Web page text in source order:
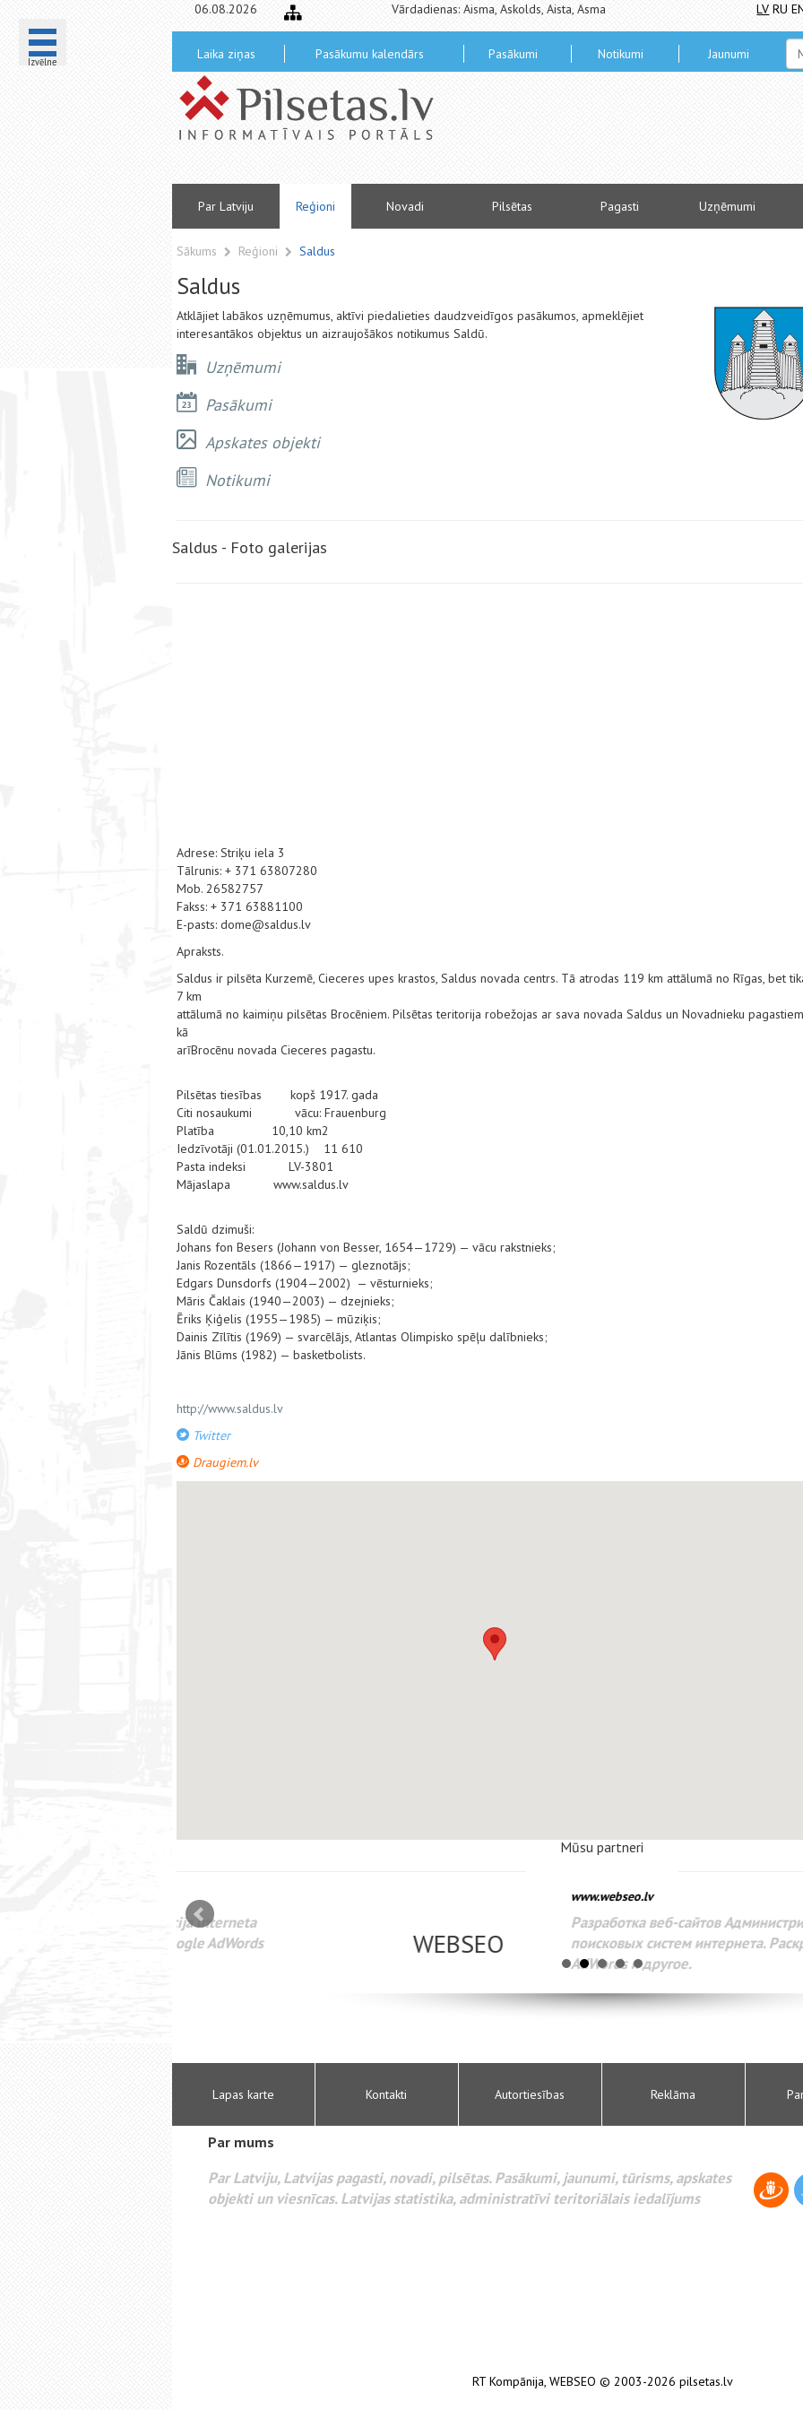
Izvēlne
06.08.2026 Vārdadienas: Aisma, Askolds, Aista, Asma LV RU
Laika ziņas Pasākumu kalendārs Pasākumi Notikumi Jaunumi
Par Latviju Reģioni Novadi Pilsētas Pagasti Uzņēmumi
Sākums Reģioni Saldus
Saldus
Atklājiet labākos uzņēmumus, aktīvi piedalieties daudzveidīgos pasākumos, apmeklējiet
interesantākos objektus un aizraujošākos notikumus Saldū.
Uzņēmumi
Pasākumi
Apskates objekti
Notikumi
Saldus - Foto galerijas
Adrese: Striķu iela 3
Tālrunis: + 371 63807280
Mob. 26582757
Fakss: + 371 63881100
E-pasts: dome@saldus.lv
Apraksts.
Saldus ir pilsēta Kurzemē, Cieceres upes krastos, Saldus novada centrs. Tā atrodas 119 km attālumā no Rīgas, bet
7 km
attālumā no kaimiņu pilsētas Brocēniem. Pilsētas teritorija robežojas ar sava novada Saldus un Novadnieku
kā
arīBrocēnu novada Cieceres pagastu.
Pilsētas tiesības kopš 1917. gada
Citi nosaukumi vācu: Frauenburg
Platība 10,10 km2
Iedzīvotāji (01.01.2015.) 11 610
Pasta indeksi LV-3801
Mājaslapa www.saldus.lv
Saldū dzimuši:
Johans fon Besers (Johann von Besser, 1654—1729) — vācu rakstnieks;
Janis Rozentāls (1866—1917) — gleznotājs;
Edgars Dunsdorfs (1904—2002) — vēsturnieks;
Māris Čaklais (1940—2003) — dzejnieks;
Ēriks Ķiģelis (1955—1985) — mūziķis;
Dainis Zīlītis (1969) — svarcēlājs, Atlantas Olimpisko spēļu dalībnieks;
Jānis Blūms (1982) — basketbolists.
http://www.saldus.lv
Twitter
Draugiem.lv
Mūsu partneri
Разработка веб-сайтов Администрирование веб-сайтов.
поисковых систем интернета. Раскрутка веб-сайтов.
Lapas karte Kontakti Autortiesības Reklāma
Par mums
Par Latviju, Latvijas pagasti, novadi, pilsētas. Pasākumi, jaunumi, tūrisms, apskates
objekti un viesnīcas. Latvijas statistika, administratīvi teritoriālais iedalījums
RT Kompānija, WEBSEO © 2003-2026 pilsetas.lv